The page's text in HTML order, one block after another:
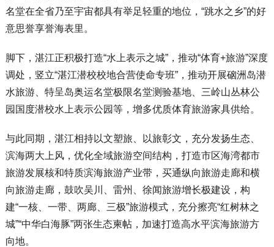
名堂在全省乃至宇宙都具有举足轻重的地位，“跳水之乡”的好
意思誉享誉海表里。
脚下，湛江正积极打造“水上表示之城”，推动“体育+旅游”深度
调处，竖立“湛江潜校校地合营使命专班”，推动开展硇洲岛潜
水旅游、特呈岛奥运名堂极限名堂测验基地、三岭山丛林公
园国度潜校水上表示公园等，增多优质体育旅游家具供给。
与此同期，湛江相持以文塑旅、以旅彰文，充分发扬生态、
滨海两大上风，优化全域旅游空间结构，打造市区海湾都市
旅游发展核和特质滨海旅游产业带，买通纵向旅游走廊和横
向旅游走廊，鼓吹吴川、雷州、徐闻旅游增长极建设，构
建“一核、一带、两廊、三极”旅游模式，充分擦亮“红树林之
城”“中华白海豚”两张生态柬帖，加速打造高水平滨海旅游方
向地。